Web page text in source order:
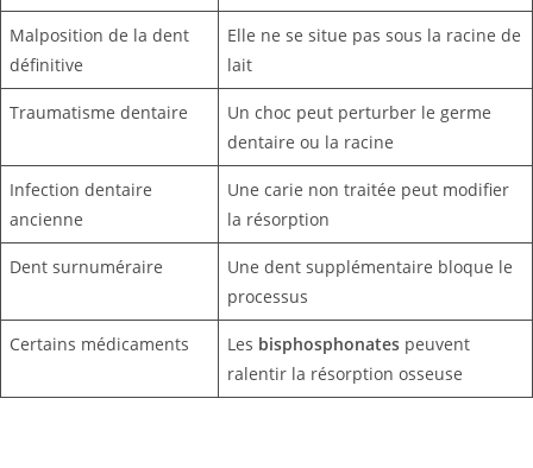
Malposition de la dent
définitive
Elle ne se situe pas sous la racine de
lait
Traumatisme dentaire
Un choc peut perturber le germe
dentaire ou la racine
Infection dentaire
ancienne
Une carie non traitée peut modifier
la résorption
Dent surnuméraire
Une dent supplémentaire bloque le
processus
Certains médicaments Les bisphosphonates peuvent
ralentir la résorption osseuse